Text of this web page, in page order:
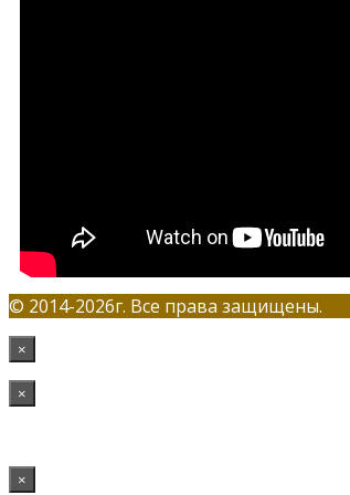
© 2014-2026г. Все права защищены.
×
×
×